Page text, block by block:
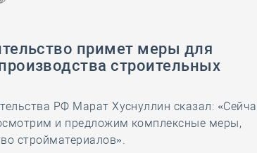
примет меры для
строительных
РФ Марат Хуснуллин сказал:
и предложим комплексные меры,
стройматериалов».